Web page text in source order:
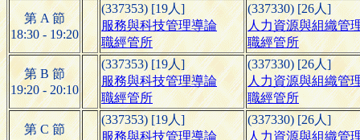
第 A 節
18:30 - 19:20
(337353) [19人]
服務與科技管理導論
職經管所
(337330) [26人]
人力資源與組織管
職經管所
第 B 節
19:20 - 20:10
(337353) [19人]
服務與科技管理導論
職經管所
(337330) [26人]
人力資源與組織管
職經管所
第 C 節
(337353) [19人]
服務與科技管理導論
(337330) [26人]
人力資源與組織管